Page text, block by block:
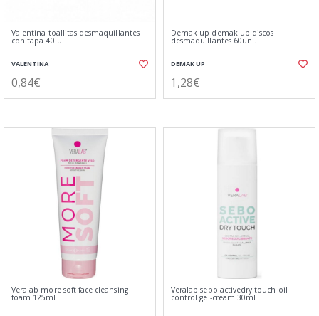
Valentina toallitas desmaquillantes
con tapa 40 u
VALENTINA
0,84€
Demak up demak up discos
desmaquillantes 60uni.
DEMAK UP
1,28€
Veralab more soft face cleansing
foam 125ml
Veralab sebo activedry touch oil
control gel-cream 30ml